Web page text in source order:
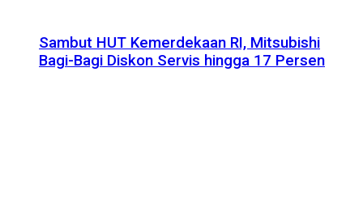
Sambut HUT Kemerdekaan RI, Mitsubishi
Bagi-Bagi Diskon Servis hingga 17 Persen